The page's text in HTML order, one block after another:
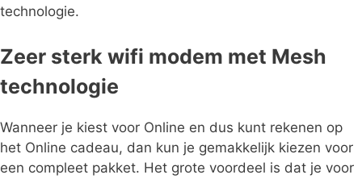
technologie.
Zeer sterk wifi modem met Mesh
technologie
Wanneer je kiest voor Online en dus kunt rekenen op
het Online cadeau, dan kun je gemakkelijk kiezen voor
een compleet pakket. Het grote voordeel is dat je voor